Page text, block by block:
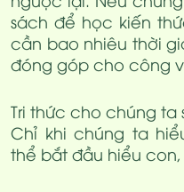
sách để học kiến
cần bao nhiêu thời
đóng góp cho công
Tri thức cho chúng ta
Chỉ khi chúng ta
thể bắt đầu hiểu